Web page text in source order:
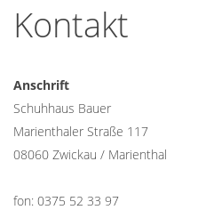
Kontakt
Anschrift
Schuhhaus Bauer
Marienthaler Straße 117
08060 Zwickau / Marienthal
fon: 0375 52 33 97